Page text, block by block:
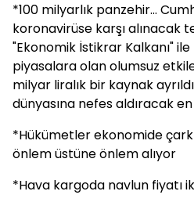
*100 milyarlık panzehir...
koronavirüse karşı alınacak
"Ekonomik İstikrar Kalkanı" ile
piyasalara olan olumsuz
milyar liralık bir kaynak
dünyasına nefes aldıracak
*Hükümetler ekonomide
önlem üstüne önlem alıyor
*Hava kargoda navlun fiyatı